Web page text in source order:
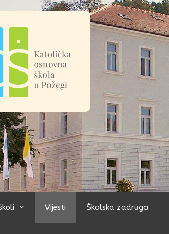
Vijesti Školska zadruga